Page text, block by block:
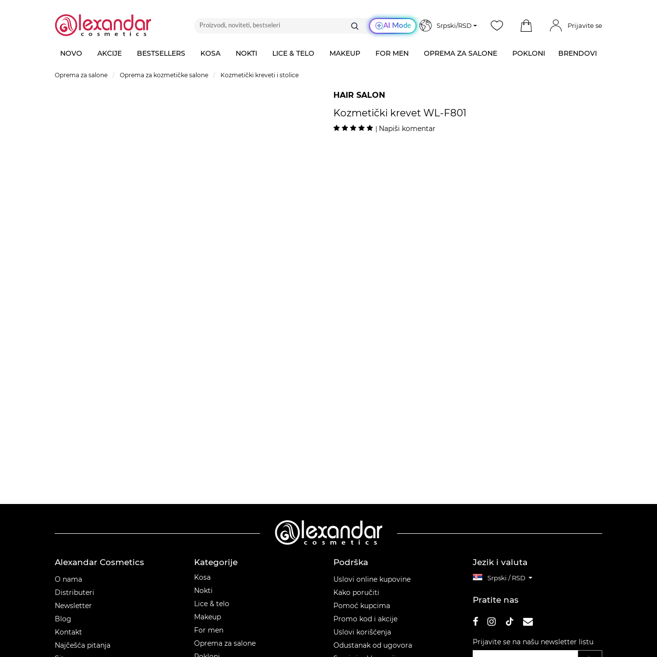
AI Mode Srpski/RSD Prijavite se
NOVO AKCIJE BESTSELLERS KOSA NOKTI LICE & TELO MAKEUP FOR MEN OPREMA ZA SALONE POKLONI BRENDOVI
Oprema za salone Oprema za kozmetičke salone Kozmetički kreveti i stolice
HAIR SALON
Kozmetički krevet WL-F801
| Napiši komentar
Alexandar Cosmetics
O nama
Distributeri
Newsletter
Blog
Kontakt
Najčešća pitanja
Kategorije
Kosa
Nokti
Lice & telo
Makeup
For men
Oprema za salone
Podrška
Uslovi online kupovine
Kako poručiti
Pomoć kupcima
Promo kod i akcije
Uslovi korišćenja
Odustanak od ugovora
Jezik i valuta
Srpski / RSD
Pratite nas
Prijavite se na našu newsletter listu